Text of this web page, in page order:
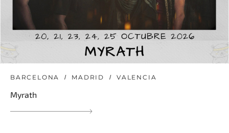
BARCELONA MADRID VALENCIA
Myrath